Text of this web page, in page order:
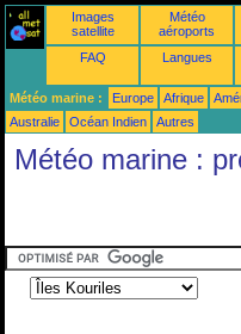
Images
satellite
Météo
aéroports
FAQ Langues
Météo marine : Europe Afrique
Australie
Océan Indien Autres
Météo marine :